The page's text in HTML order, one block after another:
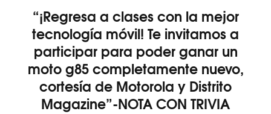
“¡Regresa a clases con la mejor
tecnología móvil! Te invitamos a
participar para poder ganar un
moto g85 completamente nuevo,
cortesía de Motorola y Distrito
Magazine”-NOTA CON TRIVIA